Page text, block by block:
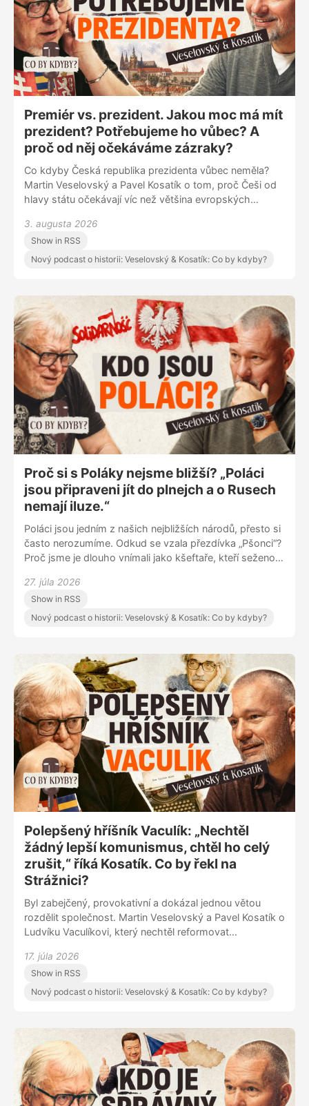
Premiér vs. prezident. Jakou moc má mít
prezident? Potřebujeme ho vůbec? A
proč od něj očekáváme zázraky?
Co kdyby Česká republika prezidenta vůbec neměla?
Martin Veselovský a Pavel Kosatík o tom, proč Češi od
hlavy státu očekávají víc než většina evropských
a jak tuto roli chápali Masaryk, Havel nebo Zeman. Má
prezident společnost spojovat, nebo je nevyhnutelné,
že se stane politickým hráčem?
3. augusta 2026
Show in RSS
Nový podcast o historii: Veselovský & Kosatík: Co by kdyby?
Proč si s Poláky nejsme bližší? „Poláci
jsou připraveni jít do plnejch a o Rusech
nemají iluze.“
Poláci jsou jedním z našich nejbližších národů, přesto si
často nerozumíme. Odkud se vzala přezdívka „Pšonci“?
Proč jsme je dlouho vnímali jako kšeftaře, kteří seženou
Rusku nebo pohled na vlastní dějiny od toho českého?
Martin Veselovský a Pavel Kosatík o sousedech, které
máme na dosah, ale přesto jim často nerozumíme.
27. júla 2026
Show in RSS
Nový podcast o historii: Veselovský & Kosatík: Co by kdyby?
Polepšený hříšník Vaculík: „Nechtěl
žádný lepší komunismus, chtěl ho celý
zrušit,“ říká Kosatík. Co by řekl na
Strážnici?
Byl zabejčený, provokativní a dokázal jednou větou
rozdělit společnost. Martin Veselovský a Pavel Kosatík o
Ludvíku Vaculíkovi, který nechtěl reformovat
nehýbou fakta, ale emoce. Co by dnes řekl na Strážnici i
na českou společnost?
17. júla 2026
Show in RSS
Nový podcast o historii: Veselovský & Kosatík: Co by kdyby?